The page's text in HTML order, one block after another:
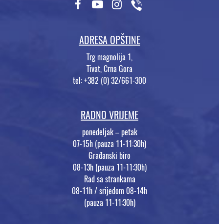
ADRESA OPŠTINE
Trg magnolija 1,
Tivat, Crna Gora
tel: +382 (0) 32/661-300
RADNO VRIJEME
ponedeljak – petak
07-15h (pauza 11-11:30h)
Građanski biro
08-13h (pauza 11-11:30h)
Rad sa strankama
08-11h / srijedom 08-14h
(pauza 11-11:30h)